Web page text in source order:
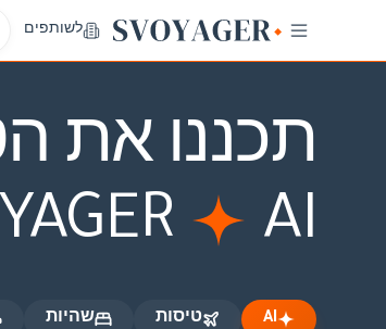
טיסות שהיות מכוניות
לשותפים
תכננו את
AI
AI טיסות שהיות